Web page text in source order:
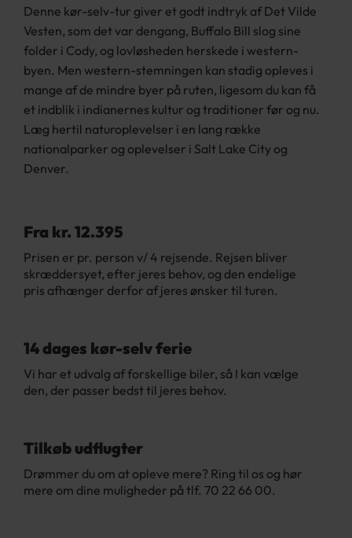
Denne kør-selv-tur giver et godt indtryk af Det Vilde
Vesten, som det var dengang, Buffalo Bill slog sine
folder i Cody, og lovløsheden herskede i western-
byen. Men western-stemningen kan stadig opleves i
mange af de mindre byer på ruten, ligesom du kan få
et indblik i indianernes kultur og traditioner før og nu.
Læg hertil naturoplevelser i en lang række
nationalparker og oplevelser i Salt Lake City og
Denver.
Fra kr. 12.395
Prisen er pr. person v/ 4 rejsende. Rejsen bliver
skræddersyet, efter jeres behov, og den endelige
pris afhænger derfor af jeres ønsker til turen.
14 dages kør-selv ferie
Vi har et udvalg af forskellige biler, så I kan vælge
den, der passer bedst til jeres behov.
Tilkøb udflugter
Drømmer du om at opleve mere? Ring til os og hør
mere om dine muligheder på tlf. 70 22 66 00.